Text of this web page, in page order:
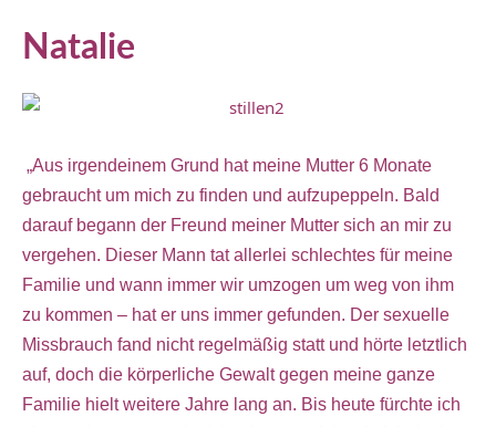
Natalie
„Aus irgendeinem Grund hat meine Mutter 6 Monate
gebraucht um mich zu finden und aufzupeppeln. Bald
darauf begann der Freund meiner Mutter sich an mir zu
vergehen. Dieser Mann tat allerlei schlechtes für meine
Familie und wann immer wir umzogen um weg von ihm
zu kommen – hat er uns immer gefunden. Der sexuelle
Missbrauch fand nicht regelmäßig statt und hörte letztlich
auf, doch die körperliche Gewalt gegen meine ganze
Familie hielt weitere Jahre lang an. Bis heute fürchte ich